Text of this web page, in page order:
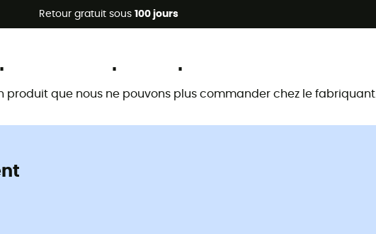
Retour gratuit sous 100 jours
d'été 🔥 -5 % EXTRA dès 2 produits* code Summer5
produit que nous ne pouvons plus commander chez le fabriquant.